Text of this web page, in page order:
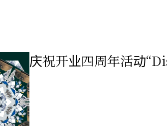
庆祝开业四周年活动